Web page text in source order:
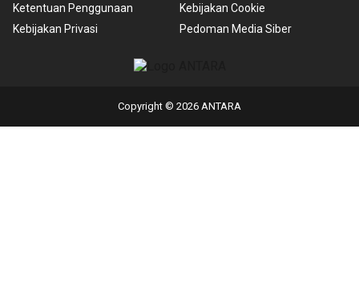
Ketentuan Penggunaan
Kebijakan Privasi
Kebijakan Cookie
Pedoman Media Siber
Copyright © 2026 ANTARA